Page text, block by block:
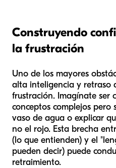
Construyendo
la frustración
Uno de los mayores
alta inteligencia y retraso
frustración. Imagínate ser
conceptos complejos pero
vaso de agua o explicar
no el rojo. Esta brecha
(lo que entienden) y el
pueden decir) puede
retraimiento.